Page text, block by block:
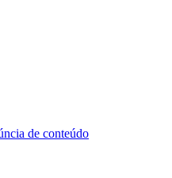
de conteúdo